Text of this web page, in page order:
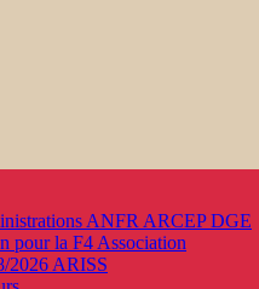
ANFR ARCEP DGE
pour la F4 Association
2026 ARISS